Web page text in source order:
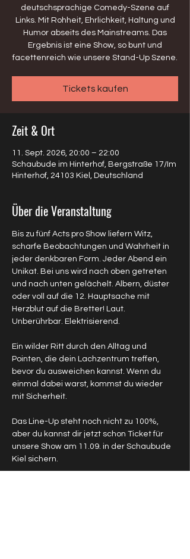
deutschsprachige Comedy-Szene auf
Links. Mit Rohheit, Ehrlichkeit, Haltung und
Humor abseits des Mainstreams. Das
Ergebnis ist eine Show, so bunt und
facettenreich wie unsere Stand-Up Szene.
Tickets kaufen
Zeit & Ort
11. Sept. 2026, 20:00 – 22:00
Schaubude im Hinterhof, Bergstraße 17/Im
Hinterhof, 24103 Kiel, Deutschland
Über die Veranstaltung
Bis zu fünf Acts pro Show liefern Witz,
scharfe Beobachtungen und Wahrheit in
jeder denkbaren Form. Jeder Abend ein
Unikat. Bei uns wird nach oben getreten
und nach unten gelächelt. Albern, düster
oder voll auf die 12. Hauptsache mit
Herzblut auf die Bretter! Laut.
Unberührbar. Elektrisierend.
Ein wilder Ritt durch den Alltag und
Pointen, die dein Lachzentrum treffen,
bevor du ausweichen kannst. Wenn du
einmal dabei warst, kommst du wieder
mit Sicherheit.
Das Line-Up steht noch nicht zu 100%,
aber du kannst dir jetzt schon Ticket für
unsere Show am 11.09. in der Schaubude
Kiel sichern.